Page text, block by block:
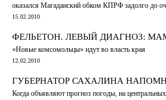
оказался Магаданский обком КПРФ задолго до
15.02.2010
ФЕЛЬЕТОН. ЛЕВЫЙ ДИАГНОЗ:
«Новые комсомольцы» идут во власть края
12.02.2010
ГУБЕРНАТОР САХАЛИНА
Когда объявляют прогноз погоды, на